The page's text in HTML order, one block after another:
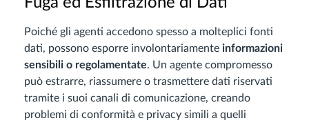
Poiché gli agenti accedono spesso a molteplici fonti
dati, possono esporre involontariamente informazioni
sensibili o regolamentate. Un agente compromesso
può estrarre, riassumere o trasmettere dati riservati
tramite i suoi canali di comunicazione, creando
problemi di conformità e privacy simili a quelli